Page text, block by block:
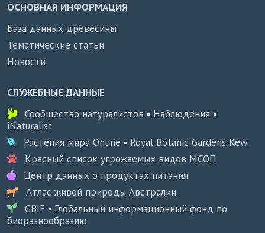
ОСНОВНАЯ ИНФОРМАЦИЯ
База данных древесины
Тематические статьи
Новости
СЛУЖЕБНЫЕ ДАННЫЕ
Сообщество натуралистов ▪ Наблюдения ▪
iNaturalist
Растения мира Online ▪ Royal Botanic Gardens Kew
Красный список угрожаемых видов МСОП
Центр данных о продуктах питания
Атлас живой природы Австралии
GBIF ▪ Глобальный информационный фонд по
биоразнообразию